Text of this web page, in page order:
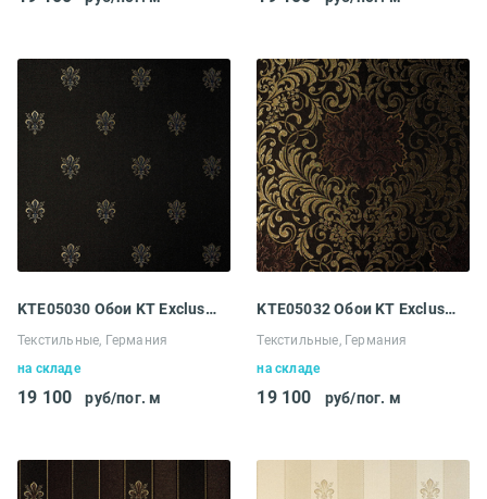
KTE05030 Обои KT Exclusive Ludowig
Текстильные, Германия
на складе
19 100 руб/пог. м
KTE05032 Обои KT Exclusive Ludowig
Текстильные, Германия
на складе
19 100 руб/пог. м